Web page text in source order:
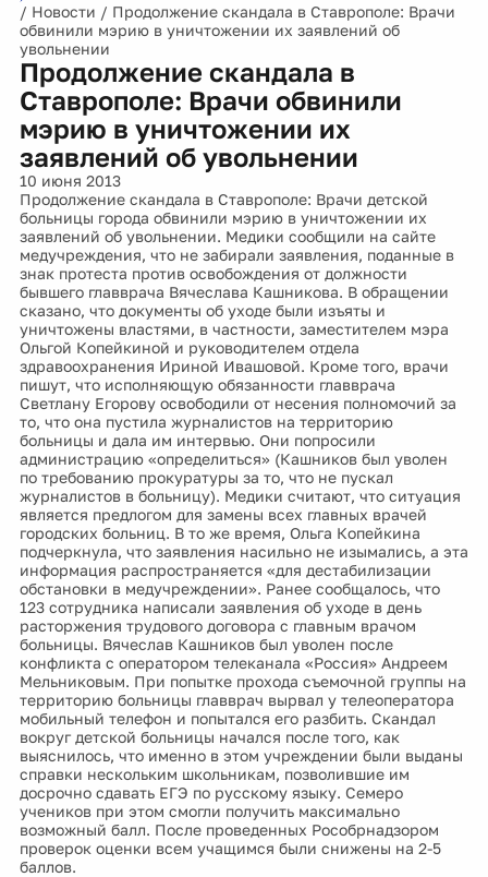
/ Новости / Продолжение скандала в Ставрополе: Врачи
обвинили мэрию в уничтожении их заявлений об
увольнении
Продолжение скандала в
Ставрополе: Врачи обвинили
мэрию в уничтожении их
заявлений об увольнении
10 июня 2013
Продолжение скандала в Ставрополе: Врачи детской
больницы города обвинили мэрию в уничтожении их
заявлений об увольнении. Медики сообщили на сайте
медучреждения, что не забирали заявления, поданные в
знак протеста против освобождения от должности
бывшего главврача Вячеслава Кашникова. В обращении
сказано, что документы об уходе были изъяты и
уничтожены властями, в частности, заместителем мэра
Ольгой Копейкиной и руководителем отдела
здравоохранения Ириной Ивашовой. Кроме того, врачи
пишут, что исполняющую обязанности главврача
Светлану Егорову освободили от несения полномочий за
то, что она пустила журналистов на территорию
больницы и дала им интервью. Они попросили
администрацию «определиться» (Кашников был уволен
по требованию прокуратуры за то, что не пускал
журналистов в больницу). Медики считают, что ситуация
является предлогом для замены всех главных врачей
городских больниц. В то же время, Ольга Копейкина
подчеркнула, что заявления насильно не изымались, а эта
информация распространяется «для дестабилизации
обстановки в медучреждении». Ранее сообщалось, что
123 сотрудника написали заявления об уходе в день
расторжения трудового договора с главным врачом
больницы. Вячеслав Кашников был уволен после
конфликта с оператором телеканала «Россия» Андреем
Мельниковым. При попытке прохода съемочной группы на
территорию больницы главврач вырвал у телеоператора
мобильный телефон и попытался его разбить. Скандал
вокруг детской больницы начался после того, как
выяснилось, что именно в этом учреждении были выданы
справки нескольким школьникам, позволившие им
досрочно сдавать ЕГЭ по русскому языку. Семеро
учеников при этом смогли получить максимально
возможный балл. После проведенных Рособрнадзором
проверок оценки всем учащимся были снижены на 2-5
баллов.